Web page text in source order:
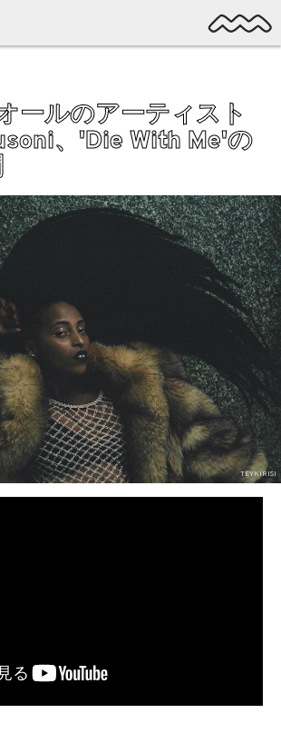
ールのアーティスト
、'Die With Me'の
TEYKIRISI